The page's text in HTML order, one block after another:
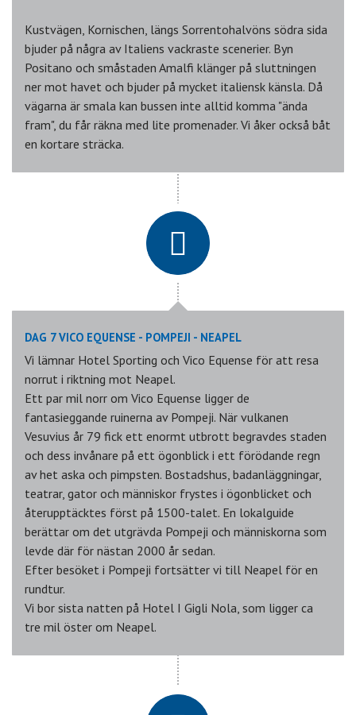
Kustvägen, Kornischen, längs Sorrentohalvöns södra sida
bjuder på några av Italiens vackraste scenerier. Byn
Positano och småstaden Amalfi klänger på sluttningen
ner mot havet och bjuder på mycket italiensk känsla. Då
vägarna är smala kan bussen inte alltid komma "ända
fram", du får räkna med lite promenader. Vi åker också båt
en kortare sträcka.
DAG 7 VICO EQUENSE - POMPEJI - NEAPEL
Vi lämnar Hotel Sporting och Vico Equense för att resa
norrut i riktning mot Neapel.
Ett par mil norr om Vico Equense ligger de
fantasieggande ruinerna av Pompeji. När vulkanen
Vesuvius år 79 fick ett enormt utbrott begravdes staden
och dess invånare på ett ögonblick i ett förödande regn
av het aska och pimpsten. Bostadshus, badanläggningar,
teatrar, gator och människor frystes i ögonblicket och
återupptäcktes först på 1500-talet. En lokalguide
berättar om det utgrävda Pompeji och människorna som
levde där för nästan 2000 år sedan.
Efter besöket i Pompeji fortsätter vi till Neapel för en
rundtur.
Vi bor sista natten på Hotel I Gigli Nola, som ligger ca
tre mil öster om Neapel.